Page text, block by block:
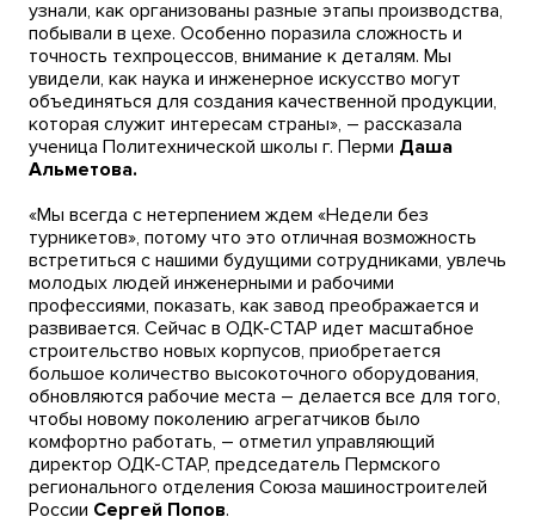
узнали, как организованы разные этапы производства,
побывали в цехе. Особенно поразила сложность и
точность техпроцессов, внимание к деталям. Мы
увидели, как наука и инженерное искусство могут
объединяться для создания качественной продукции,
которая служит интересам страны», – рассказала
ученица Политехнической школы г. Перми Даша
Альметова.
«Мы всегда с нетерпением ждем «Недели без
турникетов», потому что это отличная возможность
встретиться с нашими будущими сотрудниками, увлечь
молодых людей инженерными и рабочими
профессиями, показать, как завод преображается и
развивается. Сейчас в ОДК-СТАР идет масштабное
строительство новых корпусов, приобретается
большое количество высокоточного оборудования,
обновляются рабочие места – делается все для того,
чтобы новому поколению агрегатчиков было
комфортно работать, – отметил управляющий
директор ОДК-СТАР, председатель Пермского
регионального отделения Союза машиностроителей
России Сергей Попов.